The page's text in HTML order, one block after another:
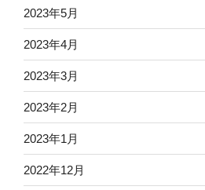
2023年5月
2023年4月
2023年3月
2023年2月
2023年1月
2022年12月